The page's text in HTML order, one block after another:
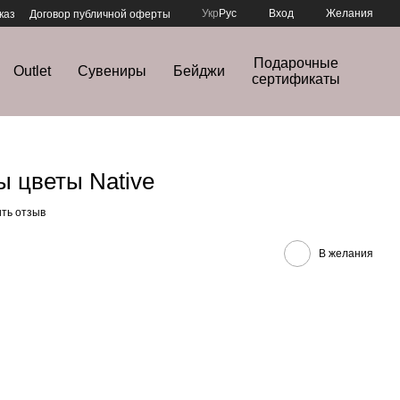
Договор публичной оферты Укр Рус Вход Желания
Outlet Сувениры Бейджи
Подарочные
сертификаты
цветы Native
отзыв
В желания